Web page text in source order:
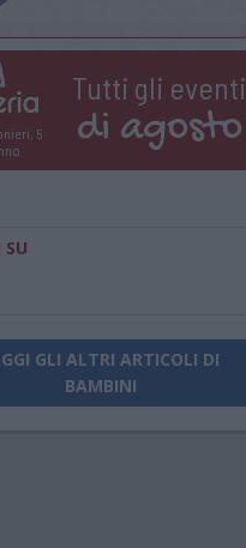
5
Tutti gli eventi
di agosto
GLI ALTRI ARTICOLI DI
BAMBINI